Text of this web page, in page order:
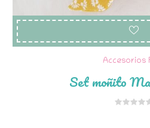
Accesorios
Set moñito